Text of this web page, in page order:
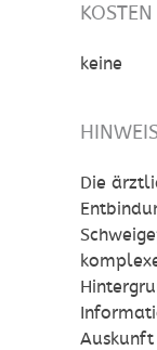
KOSTEN
keine
Die